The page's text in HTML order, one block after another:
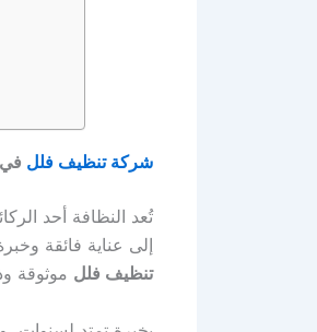
شركة تنظيف فلل في
تُعد النظافة أحد
إلى عناية فائقة
تنظيف فلل موثوقة